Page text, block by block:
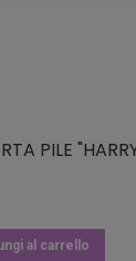
PILE
al carrello